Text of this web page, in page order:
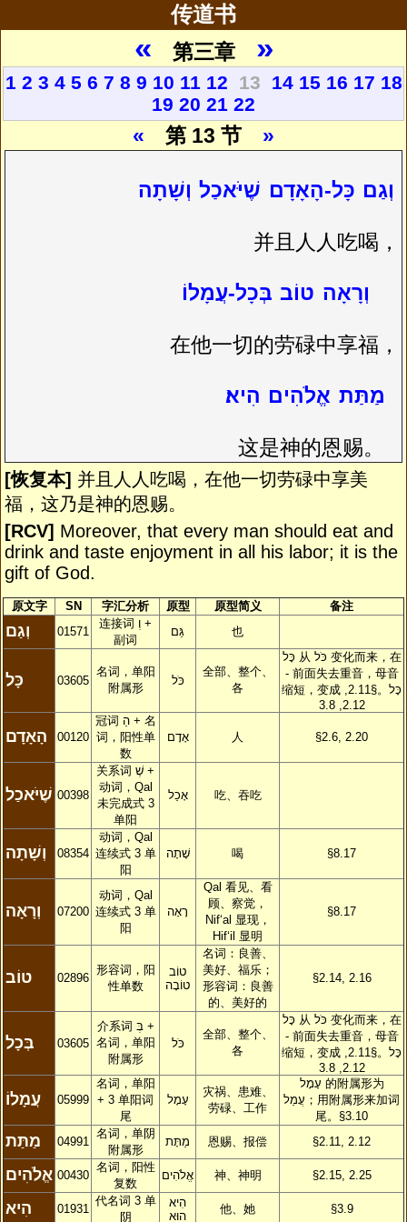
传道书
« 第三章 »
1 2 3 4 5 6 7 8 9 10 11 12 13 14 15 16 17 18
19 20 21 22
« 第 13 节 »
וְגַם כָּל-הָאָדָם שֶׁיֹּאכַל וְשָׁתָה
并且人人吃喝，
וְרָאָה טוֹב בְּכָל-עֲמָלוֹ
在他一切的劳碌中享福，
מַתַּת אֱלֹהִים הִיא׃
这是神的恩赐。
[恢复本] 并且人人吃喝，在他一切劳碌中享美
福，这乃是神的恩赐。
[RCV] Moreover, that every man should eat and
drink and taste enjoyment in all his labor; it is the
gift of God.
原文字 SN 字汇分析 原型 原型简义 备注
וְגַם 01571
连接词 וְ +
副词
גַּם 也
כָּל 03605
名词，单阳
附属形
כֹּל
全部、整个、
各
כָּל 从 כֹּל 变化而来，在
-前面失去重音，母音
缩短，变成
כָּל
。§2.11,
2.12, 3.8
הָאָדָם 00120
冠词 הַ+ 名
词，阳性单
数
אָדָם 人 §2.6, 2.20
שֶׁיֹּאכַל 00398
关系词 שֶׁ +
动词，Qal
未完成式 3
单阳
אָכַל 吃、吞吃
וְשָׁתָה 08354
动词，Qal
连续式 3 单
阳
שָׁתָה 喝 §8.17
וְרָאָה 07200
动词，Qal
连续式 3 单
阳
רָאָה
Qal 看见、看
顾、察觉，
Nif‘al 显现，
Hif‘il 显明
§8.17
טוֹב 02896
形容词，阳
性单数
טוֹב
טוֹבָה
名词：良善、
美好、福乐；
形容词：良善
的、美好的
§2.14, 2.16
בְּכָל 03605
介系词 בְּ+
名词，单阳
附属形
כֹּל
全部、整个、
各
כָּל 从 כֹּל 变化而来，在
-前面失去重音，母音
缩短，变成
כָּל
。§2.11,
2.12, 3.8
עֲמָלוֹ 05999
名词，单阳
+ 3 单阳词
尾
עָמָל
灾祸、患难、
劳碌、工作
עָמָל 的附属形为
עֲמַל ；用附属形来加词
尾。§3.10
מַתַּת 04991
名词，单阴
附属形
מַתָּת 恩赐、报偿 §2.11, 2.12
אֱלֹהִים 00430
名词，阳性
复数
אֱלֹהִים 神、神明 §2.15, 2.25
הִיא 01931
代名词 3 单
阴
הִיא
הוּא
他、她 §3.9